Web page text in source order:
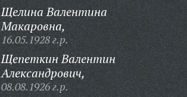
Щелина Валентина
Макаровна,
16.05.1928 г.р.
Щепеткин Валентин
Александрович,
08.08.1926 г.р.